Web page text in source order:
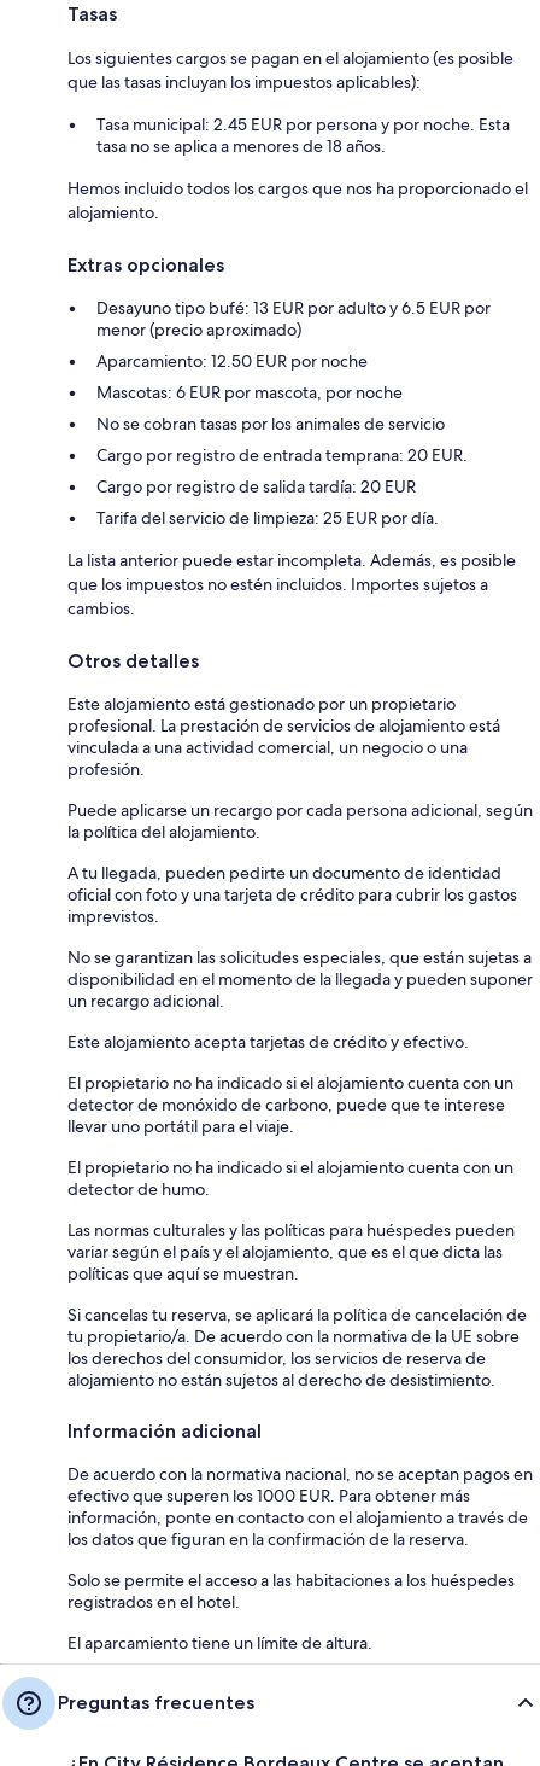
Tasas
Los siguientes cargos se pagan en el alojamiento (es posible
que las tasas incluyan los impuestos aplicables):
Tasa municipal: 2.45 EUR por persona y por noche. Esta
tasa no se aplica a menores de 18 años.
Hemos incluido todos los cargos que nos ha proporcionado el
alojamiento.
Extras opcionales
Desayuno tipo bufé: 13 EUR por adulto y 6.5 EUR por
menor (precio aproximado)
Aparcamiento: 12.50 EUR por noche
Mascotas: 6 EUR por mascota, por noche
No se cobran tasas por los animales de servicio
Cargo por registro de entrada temprana: 20 EUR.
Cargo por registro de salida tardía: 20 EUR
Tarifa del servicio de limpieza: 25 EUR por día.
La lista anterior puede estar incompleta. Además, es posible
que los impuestos no estén incluidos. Importes sujetos a
cambios.
Otros detalles
Este alojamiento está gestionado por un propietario
profesional. La prestación de servicios de alojamiento está
vinculada a una actividad comercial, un negocio o una
profesión.
Puede aplicarse un recargo por cada persona adicional, según
la política del alojamiento.
A tu llegada, pueden pedirte un documento de identidad
oficial con foto y una tarjeta de crédito para cubrir los gastos
imprevistos.
No se garantizan las solicitudes especiales, que están sujetas a
disponibilidad en el momento de la llegada y pueden suponer
un recargo adicional.
Este alojamiento acepta tarjetas de crédito y efectivo.
El propietario no ha indicado si el alojamiento cuenta con un
detector de monóxido de carbono, puede que te interese
llevar uno portátil para el viaje.
El propietario no ha indicado si el alojamiento cuenta con un
detector de humo.
Las normas culturales y las políticas para huéspedes pueden
variar según el país y el alojamiento, que es el que dicta las
políticas que aquí se muestran.
Si cancelas tu reserva, se aplicará la política de cancelación de
tu propietario/a. De acuerdo con la normativa de la UE sobre
los derechos del consumidor, los servicios de reserva de
alojamiento no están sujetos al derecho de desistimiento.
Información adicional
De acuerdo con la normativa nacional, no se aceptan pagos en
efectivo que superen los 1000 EUR. Para obtener más
información, ponte en contacto con el alojamiento a través de
los datos que figuran en la confirmación de la reserva.
Solo se permite el acceso a las habitaciones a los huéspedes
registrados en el hotel.
El aparcamiento tiene un límite de altura.
Preguntas frecuentes